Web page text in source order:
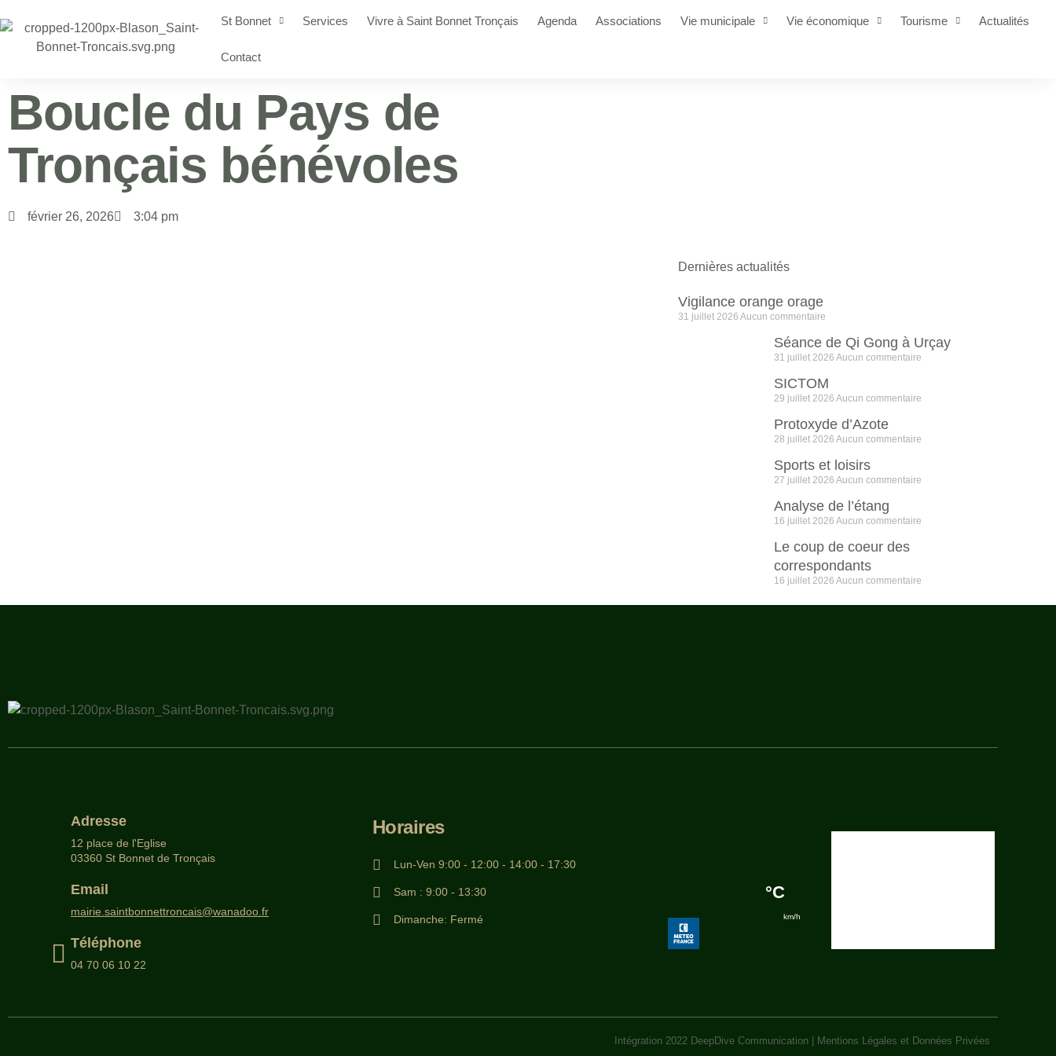
St Bonnet Services Vivre à Saint Bonnet Tronçais Agenda Associations Vie municipale Vie économique Tourisme Actualités
Contact
Boucle du Pays de
Tronçais bénévoles
février 26, 2026 3:04 pm
Dernières actualités
Vigilance orange orage
31 juillet 2026Aucun commentaire
Séance de Qi Gong à Urçay
31 juillet 2026 Aucun commentaire
SICTOM
29 juillet 2026 Aucun commentaire
Protoxyde d’Azote
28 juillet 2026 Aucun commentaire
Sports et loisirs
27 juillet 2026 Aucun commentaire
Analyse de l’étang
16 juillet 2026 Aucun commentaire
Le coup de coeur des
correspondants
16 juillet 2026 Aucun commentaire
Adresse
12 place de l'Eglise
03360 St Bonnet de Tronçais
Email
mairie.saintbonnettroncais@wanadoo.fr
Téléphone
04 70 06 10 22
Horaires
Lun-Ven 9:00 - 12:00 - 14:00 - 17:30
Sam : 9:00 - 13:30
Dimanche: Fermé
Intégration 2022 DeepDive Communication Mentions Légales et Données Privées